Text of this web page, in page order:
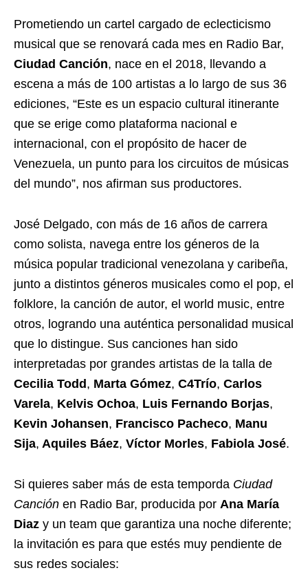
Prometiendo un cartel cargado de eclecticismo
musical que se renovará cada mes en Radio Bar,
Ciudad Canción, nace en el 2018, llevando a
escena a más de 100 artistas a lo largo de sus 36
ediciones, “Este es un espacio cultural itinerante
que se erige como plataforma nacional e
internacional, con el propósito de hacer de
Venezuela, un punto para los circuitos de músicas
del mundo”, nos afirman sus productores.
José Delgado, con más de 16 años de carrera
como solista, navega entre los géneros de la
música popular tradicional venezolana y caribeña,
junto a distintos géneros musicales como el pop, el
folklore, la canción de autor, el world music, entre
otros, logrando una auténtica personalidad musical
que lo distingue. Sus canciones han sido
interpretadas por grandes artistas de la talla de
Cecilia Todd, Marta Gómez, C4Trío, Carlos
Varela, Kelvis Ochoa, Luis Fernando Borjas,
Kevin Johansen, Francisco Pacheco, Manu
Sija, Aquiles Báez, Víctor Morles, Fabiola José.
Si quieres saber más de esta temporda Ciudad
Canción en Radio Bar, producida por Ana María
Diaz y un team que garantiza una noche diferente;
la invitación es para que estés muy pendiente de
sus redes sociales: